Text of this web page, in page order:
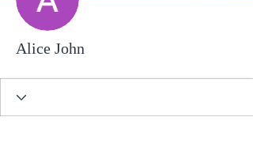
Alice John